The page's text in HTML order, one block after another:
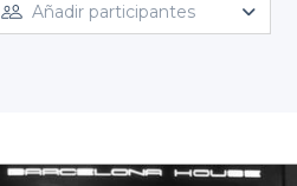
Añadir participantes